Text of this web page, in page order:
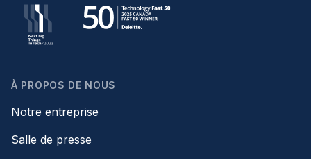
À PROPOS DE NOUS
Notre entreprise
Salle de presse